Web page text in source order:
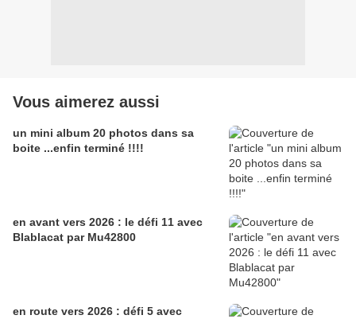
Vous aimerez aussi
un mini album 20 photos dans sa
boite ...enfin terminé !!!!
en avant vers 2026 : le défi 11 avec
Blablacat par Mu42800
en route vers 2026 : défi 5 avec